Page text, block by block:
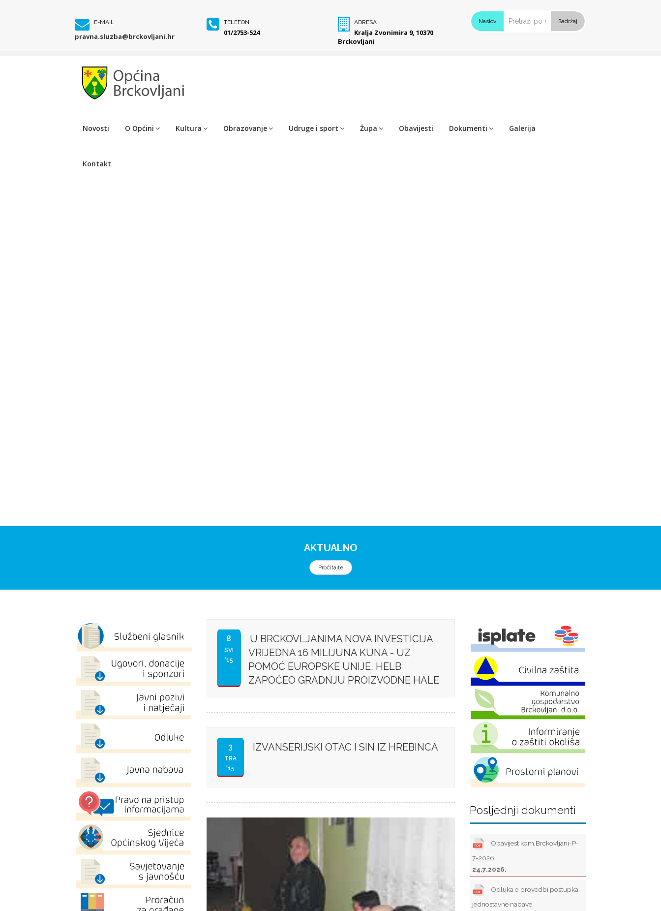
E-MAIL
pravna.sluzba@brckovljani.hr
TELEFON
01/2753-524
ADRESA
Kralja Zvonimira 9, 10370
Brckovljani
Naslov Sadržaj
Novosti O Općini Kultura Obrazovanje Udruge i sport Župa Obavijesti Dokumenti Galerija
Kontakt
AKTUALNO
Pročitajte
8
SVI
'15
U BRCKOVLJANIMA NOVA INVESTICIJA
VRIJEDNA 16 MILIJUNA KUNA - UZ
POMOĆ EUROPSKE UNIJE, HELB
ZAPOČEO GRADNJU PROIZVODNE HALE
3
TRA
'15
IZVANSERIJSKI OTAC I SIN IZ HREBINCA
Posljednji dokumenti
Obavijest kom.Brckovljani-P-
7-2026
24.7.2026.
Odluka o provedbi postupka
jednostavne nabave